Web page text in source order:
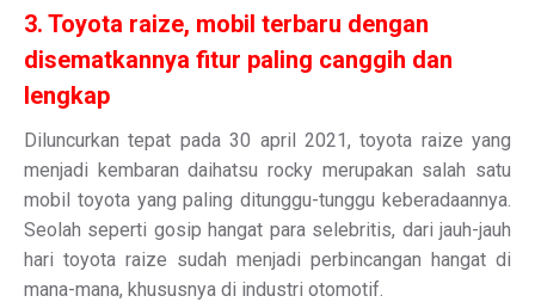
3. Toyota raize, mobil terbaru dengan
disematkannya fitur paling canggih dan
lengkap
Diluncurkan tepat pada 30 april 2021, toyota raize yang
menjadi kembaran daihatsu rocky merupakan salah satu
mobil toyota yang paling ditunggu-tunggu keberadaannya.
Seolah seperti gosip hangat para selebritis, dari jauh-jauh
hari toyota raize sudah menjadi perbincangan hangat di
mana-mana, khususnya di industri otomotif.